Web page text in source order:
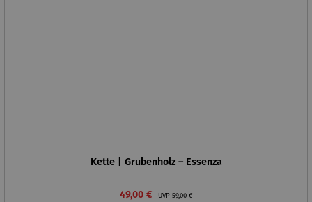
Kette | Grubenholz – Essenza
Verkaufspreis:
49,00 € UVP Regulärer Preis:
59,00 €